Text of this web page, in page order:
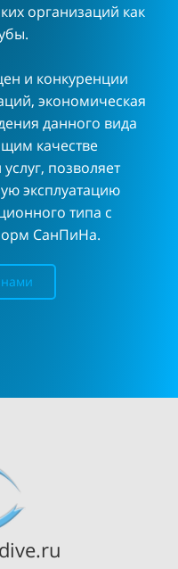
организаций как
и конкуренции
экономическая
данного вида
качестве
позволяет
эксплуатацию
типа с
СанПиНа.
нами